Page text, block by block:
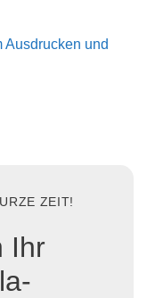
Ausdrucken und
ZEIT!
Ihr